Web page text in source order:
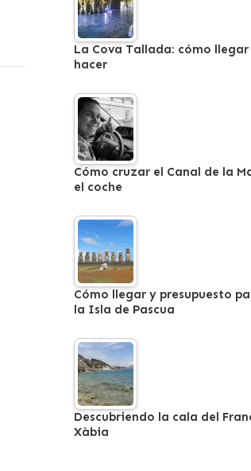
La Cova Tallada: cómo llegar
hacer
Cómo cruzar el Canal de la
el coche
Cómo llegar y presupuesto
la Isla de Pascua
Descubriendo la cala del
Xàbia